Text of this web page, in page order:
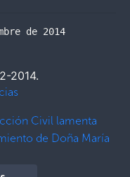
de 2014
2014.
Civil lamenta
de Doña María